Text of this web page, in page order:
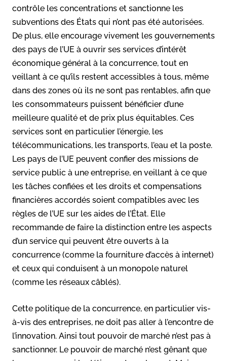
contrôle les concentrations et sanctionne les
subventions des États qui n’ont pas été autorisées.
De plus, elle encourage vivement les gouvernements
des pays de l’UE à ouvrir ses services d’intérêt
économique général à la concurrence, tout en
veillant à ce qu’ils restent accessibles à tous, même
dans des zones où ils ne sont pas rentables, afin que
les consommateurs puissent bénéficier d’une
meilleure qualité et de prix plus équitables. Ces
services sont en particulier l’énergie, les
télécommunications, les transports, l’eau et la poste.
Les pays de l’UE peuvent confier des missions de
service public à une entreprise, en veillant à ce que
les tâches confiées et les droits et compensations
financières accordés soient compatibles avec les
règles de l’UE sur les aides de l’État. Elle
recommande de faire la distinction entre les aspects
d’un service qui peuvent être ouverts à la
concurrence (comme la fourniture d’accès à internet)
et ceux qui conduisent à un monopole naturel
(comme les réseaux câblés).
Cette politique de la concurrence, en particulier vis-
à-vis des entreprises, ne doit pas aller à l’encontre de
l’innovation. Ainsi tout pouvoir de marché n’est pas à
sanctionner. Le pouvoir de marché n’est gênant que